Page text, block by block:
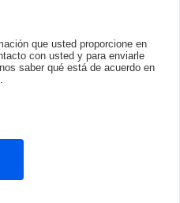
que usted proporcione en
con usted y para enviarle
saber qué está de acuerdo en